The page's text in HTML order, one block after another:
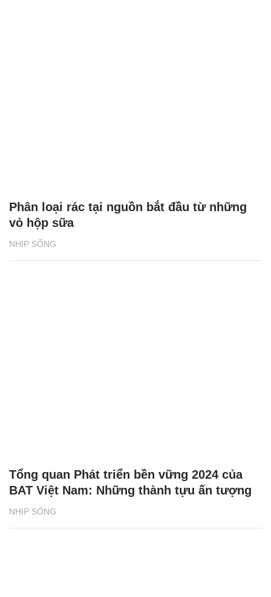
NHỊP SỐNG
Phân loại rác tại nguồn bắt đầu từ những
vỏ hộp sữa
NHỊP SỐNG
Tổng quan Phát triển bền vững 2024 của
BAT Việt Nam: Những thành tựu ấn tượng